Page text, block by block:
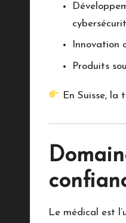
Innovation
Produits
En Suisse,
Le médical est